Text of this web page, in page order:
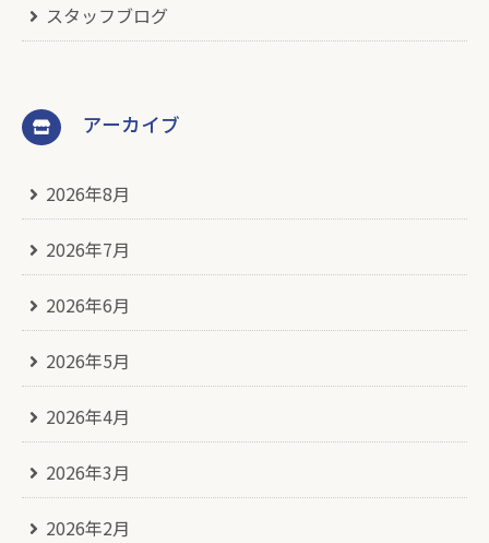
スタッフブログ
アーカイブ
2026年8月
2026年7月
2026年6月
2026年5月
2026年4月
2026年3月
2026年2月